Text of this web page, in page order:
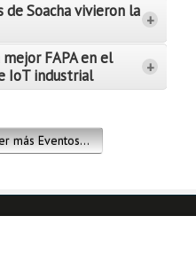
Soacha vivieron la +
FAPA en el
IoT industrial
+
más Eventos...